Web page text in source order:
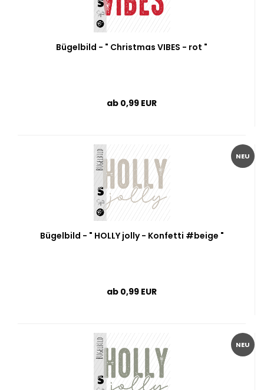
Bügelbild - " Christmas VIBES - rot "
ab 0,99 EUR
NEU
Bügelbild - " HOLLY jolly - Konfetti #beige "
ab 0,99 EUR
NEU